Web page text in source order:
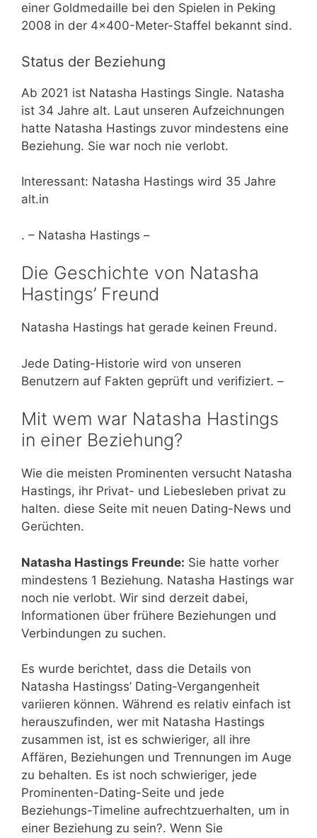
einer Goldmedaille bei den Spielen in Peking
2008 in der 4×400-Meter-Staffel bekannt sind.
Status der Beziehung
Ab 2021 ist Natasha Hastings Single. Natasha
ist 34 Jahre alt. Laut unseren Aufzeichnungen
hatte Natasha Hastings zuvor mindestens eine
Beziehung. Sie war noch nie verlobt.
Interessant: Natasha Hastings wird 35 Jahre
alt.in
. – Natasha Hastings –
Die Geschichte von Natasha
Hastings’ Freund
Natasha Hastings hat gerade keinen Freund.
Jede Dating-Historie wird von unseren
Benutzern auf Fakten geprüft und verifiziert. –
Mit wem war Natasha Hastings
in einer Beziehung?
Wie die meisten Prominenten versucht Natasha
Hastings, ihr Privat- und Liebesleben privat zu
halten. diese Seite mit neuen Dating-News und
Gerüchten.
Natasha Hastings Freunde: Sie hatte vorher
mindestens 1 Beziehung. Natasha Hastings war
noch nie verlobt. Wir sind derzeit dabei,
Informationen über frühere Beziehungen und
Verbindungen zu suchen.
Es wurde berichtet, dass die Details von
Natasha Hastingss’ Dating-Vergangenheit
variieren können. Während es relativ einfach ist
herauszufinden, wer mit Natasha Hastings
zusammen ist, ist es schwieriger, all ihre
Affären, Beziehungen und Trennungen im Auge
zu behalten. Es ist noch schwieriger, jede
Prominenten-Dating-Seite und jede
Beziehungs-Timeline aufrechtzuerhalten, um in
einer Beziehung zu sein?. Wenn Sie